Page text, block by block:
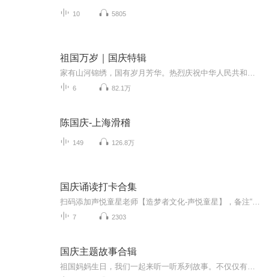
10 5805
祖国万岁｜国庆特辑
6 82.1万
陈国庆-上海滑稽
149 126.8万
国庆诵读打卡合集
7 2303
国庆主题故事合辑